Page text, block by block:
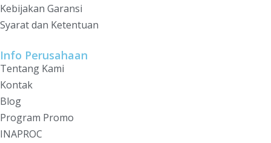
Kebijakan Garansi
Syarat dan Ketentuan
Info Perusahaan
Tentang Kami
Kontak
Blog
Program Promo
INAPROC